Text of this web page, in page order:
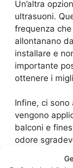
Un’altra
ultrasuoni.
frequenza
allontanano
installare e
importante
ottenere i
Infine, ci sono
vengono
balconi e
odore
importante